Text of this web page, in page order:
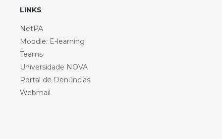
LINKS
NetPA
Moodle: E-learning
Teams
Universidade NOVA
Portal de Denúncias
Webmail